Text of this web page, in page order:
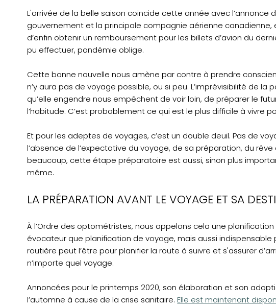
L'arrivée de la belle saison coïncide cette année avec l’annonce
gouvernement et la principale compagnie aérienne
d’enfin obtenir un remboursement pour les billets d’avion du
pu effectuer, pandémie oblige.
Cette bonne nouvelle nous amène par contre à prendre
n’y aura pas de voyage possible, ou si peu. L’imprévisibilité de la
qu’elle engendre nous empêchent de voir loin, de préparer le
l’habitude. C’est probablement ce qui est le plus difficile à vivre
Et pour les adeptes de voyages, c’est un double deuil. Pas de
l’absence de l’expectative du voyage, de sa préparation, du rêve
beaucoup, cette étape préparatoire est aussi, sinon plus
même.
LA PRÉPARATION AVANT LE VOYAGE ET SA
À l’Ordre des optométristes, nous appelons cela une
évocateur que planification de voyage, mais aussi indispensable
routière peut l’être pour planifier la route à suivre et s'assurer
n’importe quel voyage.
Annoncées pour le printemps 2020, son élaboration et son
l’automne à cause de la crise sanitaire.Elle est maintenant